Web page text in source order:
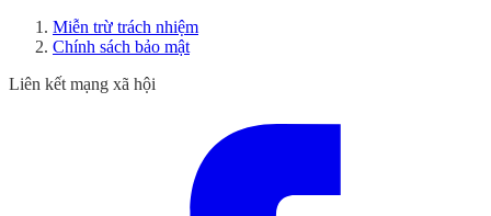
Miễn trừ trách nhiệm
Chính sách bảo mật
Liên kết mạng xã hội